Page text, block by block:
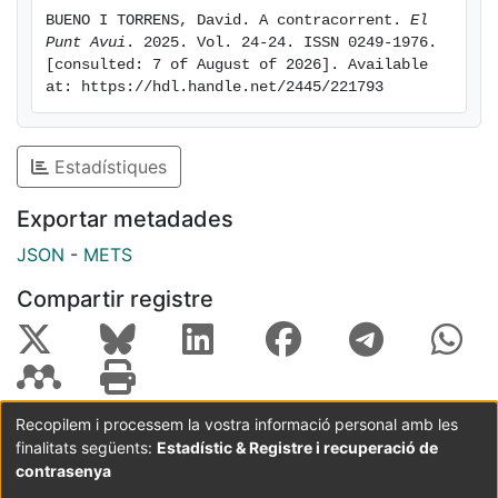
BUENO I TORRENS, David. A contracorrent. El
Punt Avui . 2025. Vol. 24-24. ISSN 0249-1976.
[consulted: 7 of August of 2026]. Available
at: https://hdl.handle.net/2445/221793
Estadístiques
Exportar metadades
JSON - METS
Compartir registre
Coordinació:CRAI UB Avís legal
Metadades
subjectes a:
Recopilem i processem la vostra informació personal amb les
finalitats següents: Estadístic & Registre i recuperació de
contrasenya